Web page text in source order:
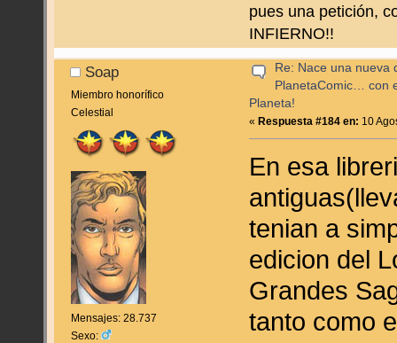
pues una petición,
INFIERNO!!
Soap
Miembro honorífico
Celestial
Mensajes: 28.737
Sexo:
Re: Nace una nueva
PlanetaComic… con
Planeta!
« Respuesta #184 en: 10
En esa
tenian a
edicion del
Grandes
tanto como